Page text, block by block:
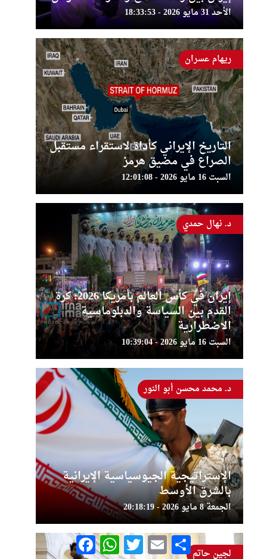
الأحد 31 مايو 2026 - 18:33:53
التاريخ الإيراني كأداة لاستقراء مستقبل
الصراع في مضيق هرمز
السبت 16 مايو 2026 - 12:01:08
ريهام عسران
إيران في كأس العالم بأمريكا 2026: كرة
القدم بين السياسة والدبلوماسية
الاضطرارية
السبت 16 مايو 2026 - 10:39:04
د. نهال حمدي
الإستراتيجية الجيوسياسية الإيرانية
بالشرق الأوسط
الجمعة 8 مايو 2026 - 20:18:19
د. محمد محسن أبو النور
لجين حاتم
FacebookWhatsAppTwitter Email Share